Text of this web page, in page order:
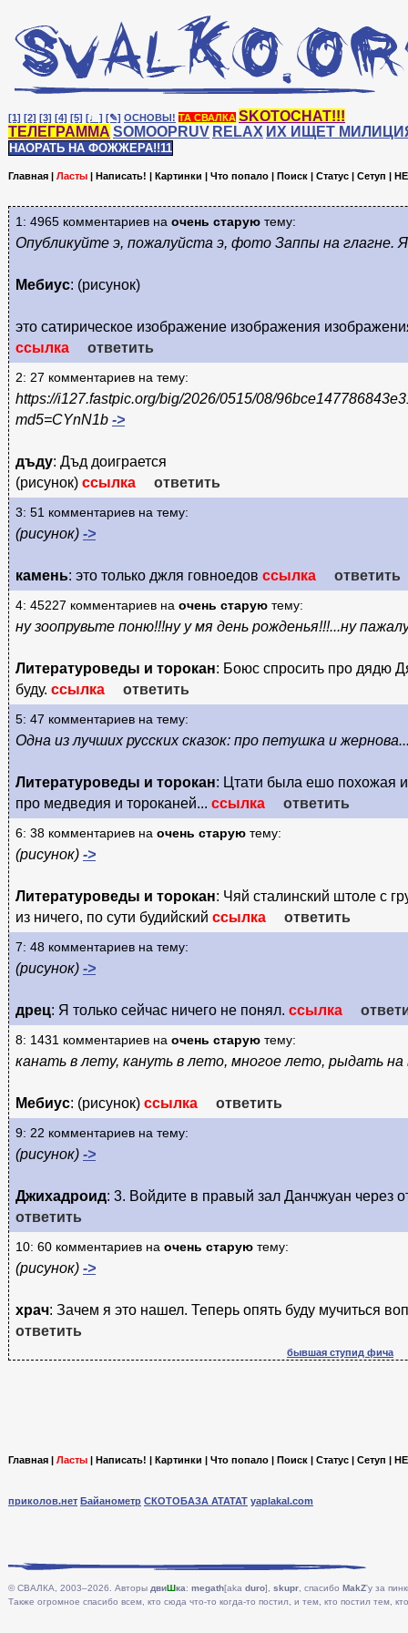
[1] [2] [3] [4] [5] [♩] [✎] ОСНОВЫ! ТА СВАЛКА SKOTOCHAT!!!
ТЕЛЕГРАММА SOMOOPRUV RELAX ИХ ИЩЕТ
НАОРАТЬ НА ФОЖЖЕРА!!11
Главная | Ласты | Написать! | Картинки | Что попало | Поиск | Статус | Сетуп |
1: 4965 комментариев на очень старую тему:
Опубликуйте э, пожалуйста э, фото Заппы на глагне.
Мебиус: (рисунок)
это сатирическое изображение изображения
ссылка
ответить
2: 27 комментариев на тему:
https://i127.fastpic.org/big/2026/0515/08/
md5=CYnN1b ->
дъду: Дъд доиграется
(рисунок) ссылка ответить
3: 51 комментариев на тему:
(рисунок) ->
камень: это только джля говноедов ссылка ответить
4: 45227 комментариев на очень старую тему:
ну зоопрувьте поню!!!ну у мя день рожденья!!!...ну
Литературоведы и торокан: Боюс спросить про дядю
буду. ссылка ответить
5: 47 комментариев на тему:
Одна из лучших русских сказок: про петушка и
Литературоведы и торокан: Цтати была ешо похожая
про медведия и тороканей... ссылка ответить
6: 38 комментариев на очень старую тему:
(рисунок) ->
Литературоведы и торокан: Чяй сталинский штоле с
из ничего, по сути будийский ссылка ответить
7: 48 комментариев на тему:
(рисунок) ->
дрец: Я только сейчас ничего не понял. ссылка
8: 1431 комментариев на очень старую тему:
канать в лету, кануть в лето, многое лето, рыдать на
Мебиус: (рисунок) ссылка ответить
9: 22 комментариев на тему:
(рисунок) ->
Джихадроид: 3. Войдите в правый зал Данчжуан через
ответить
10: 60 комментариев на очень старую тему:
(рисунок) ->
храч: Зачем я это нашел. Теперь опять буду мучиться
ответить
бывшая ступид фича
Главная | Ласты | Написать! | Картинки | Что попало | Поиск | Статус | Сетуп |
приколов.нет Байанометр СКОТОБАЗА АТАТАТ yaplakal.com
© СВАЛКА, 2003–2026. Авторы двиШка: megath[aka duro], skupr , спасибо MakZ'у за
Также огромное спасибо всем, кто сюда что-то когда-то постил, и тем, кто постил тем,